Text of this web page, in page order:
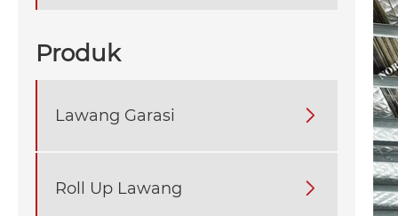
Produk
Lawang Garasi 
Roll Up Lawang 